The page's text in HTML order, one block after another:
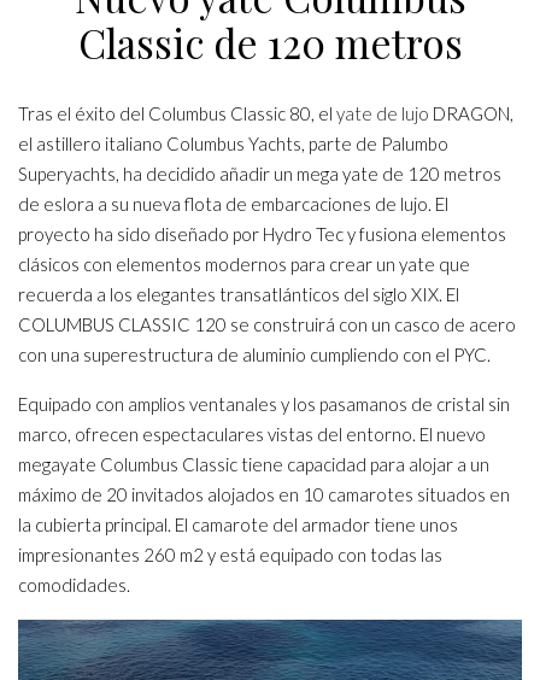
Classic de 120 metros
Tras el éxito del Columbus Classic 80, el yate de lujo DRAGON,
el astillero italiano Columbus Yachts, parte de Palumbo
Superyachts, ha decidido añadir un mega yate de 120 metros
de eslora a su nueva flota de embarcaciones de lujo. El
proyecto ha sido diseñado por Hydro Tec y fusiona elementos
clásicos con elementos modernos para crear un yate que
recuerda a los elegantes transatlánticos del siglo XIX. El
COLUMBUS CLASSIC 120 se construirá con un casco de acero
con una superestructura de aluminio cumpliendo con el PYC.
Equipado con amplios ventanales y los pasamanos de cristal sin
marco, ofrecen espectaculares vistas del entorno. El nuevo
megayate Columbus Classic tiene capacidad para alojar a un
máximo de 20 invitados alojados en 10 camarotes situados en
la cubierta principal. El camarote del armador tiene unos
impresionantes 260 m2 y está equipado con todas las
comodidades.